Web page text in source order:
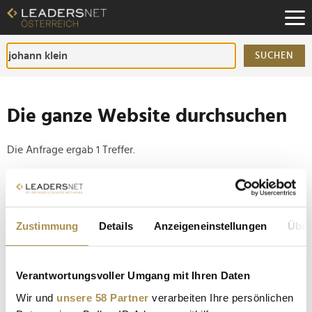
Zustimmung Details Anzeigeneinstellungen
Verantwortungsvoller Umgang mit Ihren Daten
Wir und unsere 58 Partner verarbeiten Ihre persönlichen
Zum
Inhalt
Zur
Fußzeilen-
Navigation
SUCHEN
Die ganze Website durchsuchen
Die Anfrage ergab 1 Treffer.
Tipp
Setzen Sie die gesuchten Wörter zwischen
Anführungszeichen: zb "Vorname Nachname".
Doris Felber erhielt Silbernes Ehrenzeichen des
Landes Wien